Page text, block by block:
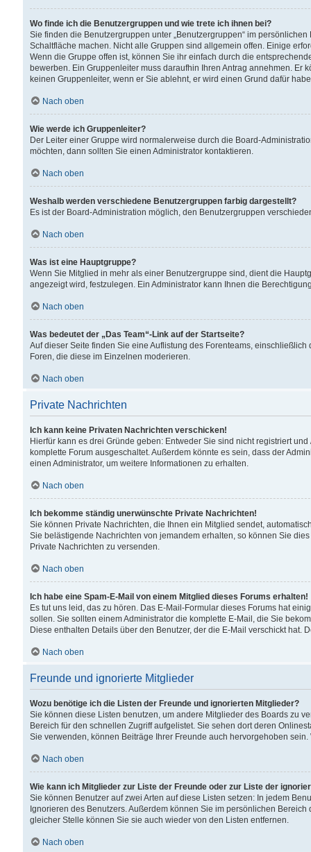
Wo finde ich die Benutzergruppen und wie trete ich ihnen bei?
Sie finden die Benutzergruppen unter „Benutzergruppen“ im
Schaltfläche machen. Nicht alle Gruppen sind allgemein offen. Einige
Wenn die Gruppe offen ist, können Sie ihr einfach durch die
bewerben. Ein Gruppenleiter muss daraufhin Ihren Antrag annehmen.
keinen Gruppenleiter, wenn er Sie ablehnt, er wird einen Grund dafür
Nach oben
Wie werde ich Gruppenleiter?
Der Leiter einer Gruppe wird normalerweise durch die Board-
möchten, dann sollten Sie einen Administrator kontaktieren.
Nach oben
Weshalb werden verschiedene Benutzergruppen farbig dargestellt?
Es ist der Board-Administration möglich, den Benutzergruppen
Nach oben
Was ist eine Hauptgruppe?
Wenn Sie Mitglied in mehr als einer Benutzergruppe sind, dient die
angezeigt wird, festzulegen. Ein Administrator kann Ihnen die
Nach oben
Was bedeutet der „Das Team“-Link auf der Startseite?
Auf dieser Seite finden Sie eine Auflistung des Forenteams,
Foren, die diese im Einzelnen moderieren.
Nach oben
Private Nachrichten
Ich kann keine Privaten Nachrichten verschicken!
Hierfür kann es drei Gründe geben: Entweder Sie sind nicht registriert
komplette Forum ausgeschaltet. Außerdem könnte es sein, dass der
einen Administrator, um weitere Informationen zu erhalten.
Nach oben
Ich bekomme ständig unerwünschte Private Nachrichten!
Sie können Private Nachrichten, die Ihnen ein Mitglied sendet,
Sie belästigende Nachrichten von jemandem erhalten, so können Sie
Private Nachrichten zu versenden.
Nach oben
Ich habe eine Spam-E-Mail von einem Mitglied dieses Forums erhalten!
Es tut uns leid, das zu hören. Das E-Mail-Formular dieses Forums hat
sollen. Sie sollten einem Administrator die komplette E-Mail, die Sie
Diese enthalten Details über den Benutzer, der die E-Mail verschickt hat.
Nach oben
Freunde und ignorierte Mitglieder
Wozu benötige ich die Listen der Freunde und ignorierten Mitglieder?
Sie können diese Listen benutzen, um andere Mitglieder des Boards zu
Bereich für den schnellen Zugriff aufgelistet. Sie sehen dort deren
Sie verwenden, können Beiträge Ihrer Freunde auch hervorgehoben
Nach oben
Wie kann ich Mitglieder zur Liste der Freunde oder zur Liste der
Sie können Benutzer auf zwei Arten auf diese Listen setzen: In jedem
Ignorieren des Benutzers. Außerdem können Sie im persönlichen
gleicher Stelle können Sie sie auch wieder von den Listen entfernen.
Nach oben